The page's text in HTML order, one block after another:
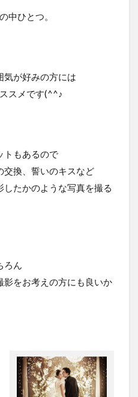
中ひとつ。
気が好みの方には
スメです(^^♪
トもあるので
交換、誓いのキスなど
たかのような写真を撮る
ろん
をお考えの方にも良いか